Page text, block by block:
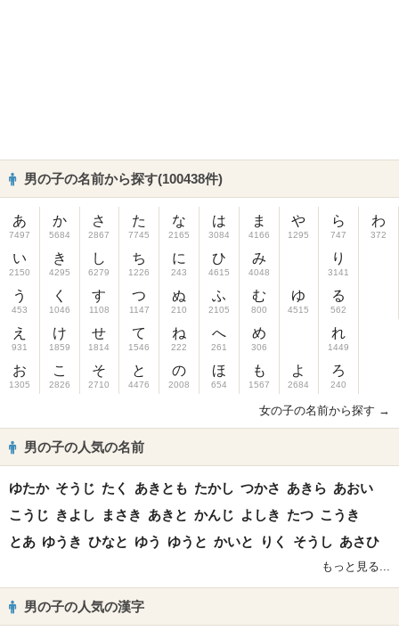
男の子の名前から探す(100438件)
あ
7497
い
2150
う
453
え
931
お
1305
か
5684
き
4295
く
1046
け
1859
こ
2826
さ
2867
し
6279
す
1108
せ
1814
そ
2710
た
7745
ち
1226
つ
1147
て
1546
と
4476
な
2165
に
243
ぬ
210
ね
222
の
2008
は
3084
ひ
4615
ふ
2105
へ
261
ほ
654
ま
4166
み
4048
む
800
め
306
も
1567
や
1295
ゆ
4515
よ
2684
ら
747
り
3141
る
562
れ
1449
ろ
240
わ
372
女の子の名前から探す →
男の子の人気の名前
ゆたか そうじ たく あきとも たかし つかさ あきら あおい
こうじ きよし まさき あきと かんじ よしき たつ こうき
とあ ゆうき ひなと ゆう ゆうと かいと りく そうし あさひ
もっと見る...
男の子の人気の漢字